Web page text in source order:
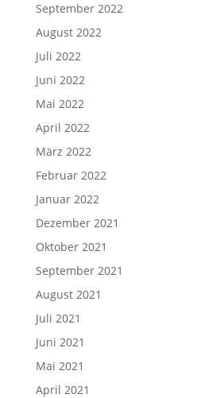
September 2022
August 2022
Juli 2022
Juni 2022
Mai 2022
April 2022
März 2022
Februar 2022
Januar 2022
Dezember 2021
Oktober 2021
September 2021
August 2021
Juli 2021
Juni 2021
Mai 2021
April 2021